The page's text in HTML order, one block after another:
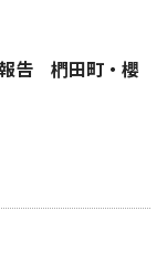
告 椚田町・櫻